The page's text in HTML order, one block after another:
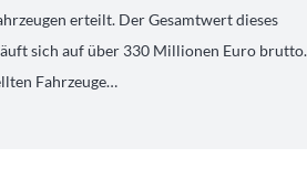
erteilt. Der Gesamtwert dieses
sich auf über 330 Millionen Euro brutto.
Fahrzeuge…